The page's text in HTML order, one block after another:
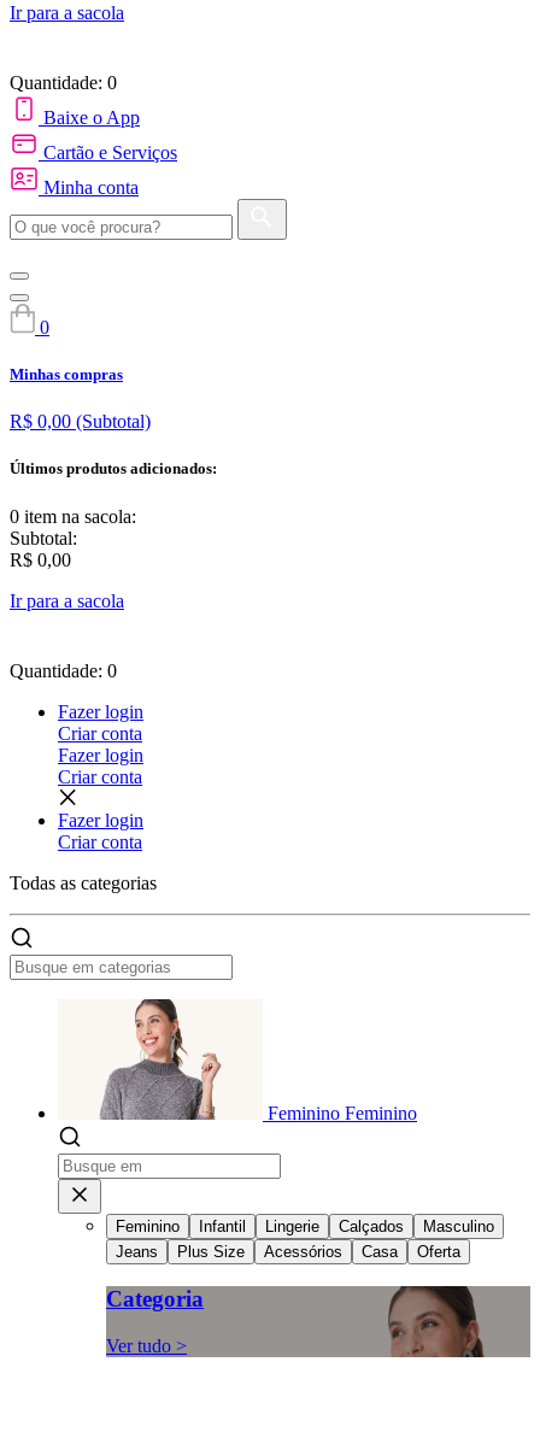
Ir para a sacola
Quantidade: 0
Baixe o App
Cartão e Serviços
Minha conta
0
Minhas compras
R$ 0,00 (Subtotal)
Últimos produtos adicionados:
0 item na sacola:
Subtotal:
R$ 0,00
Ir para a sacola
Quantidade: 0
Fazer login
Criar conta
Fazer login
Criar conta
Fazer login
Criar conta
Todas as categorias
Feminino Feminino
Feminino Infantil Lingerie Calçados
Masculino
Jeans
Plus Size Acessórios Casa Oferta
Categoria
Ver tudo >